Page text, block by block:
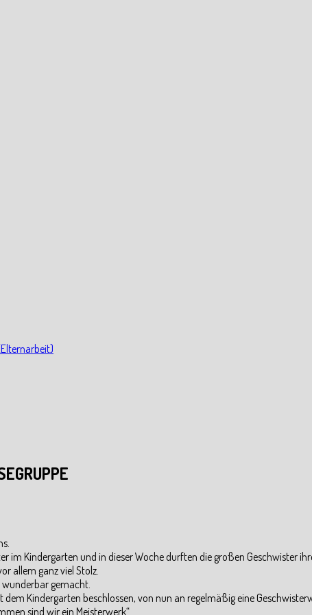
im Kindergarten und in dieser Woche durften die großen Geschwister
allem ganz viel Stolz.
gemacht.
Kindergarten beschlossen, von nun an regelmäßig eine
sind wir ein Meisterwerk“.